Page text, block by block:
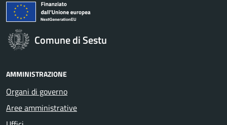
Comune di Sestu
AMMINISTRAZIONE
Organi di governo
Aree amministrative